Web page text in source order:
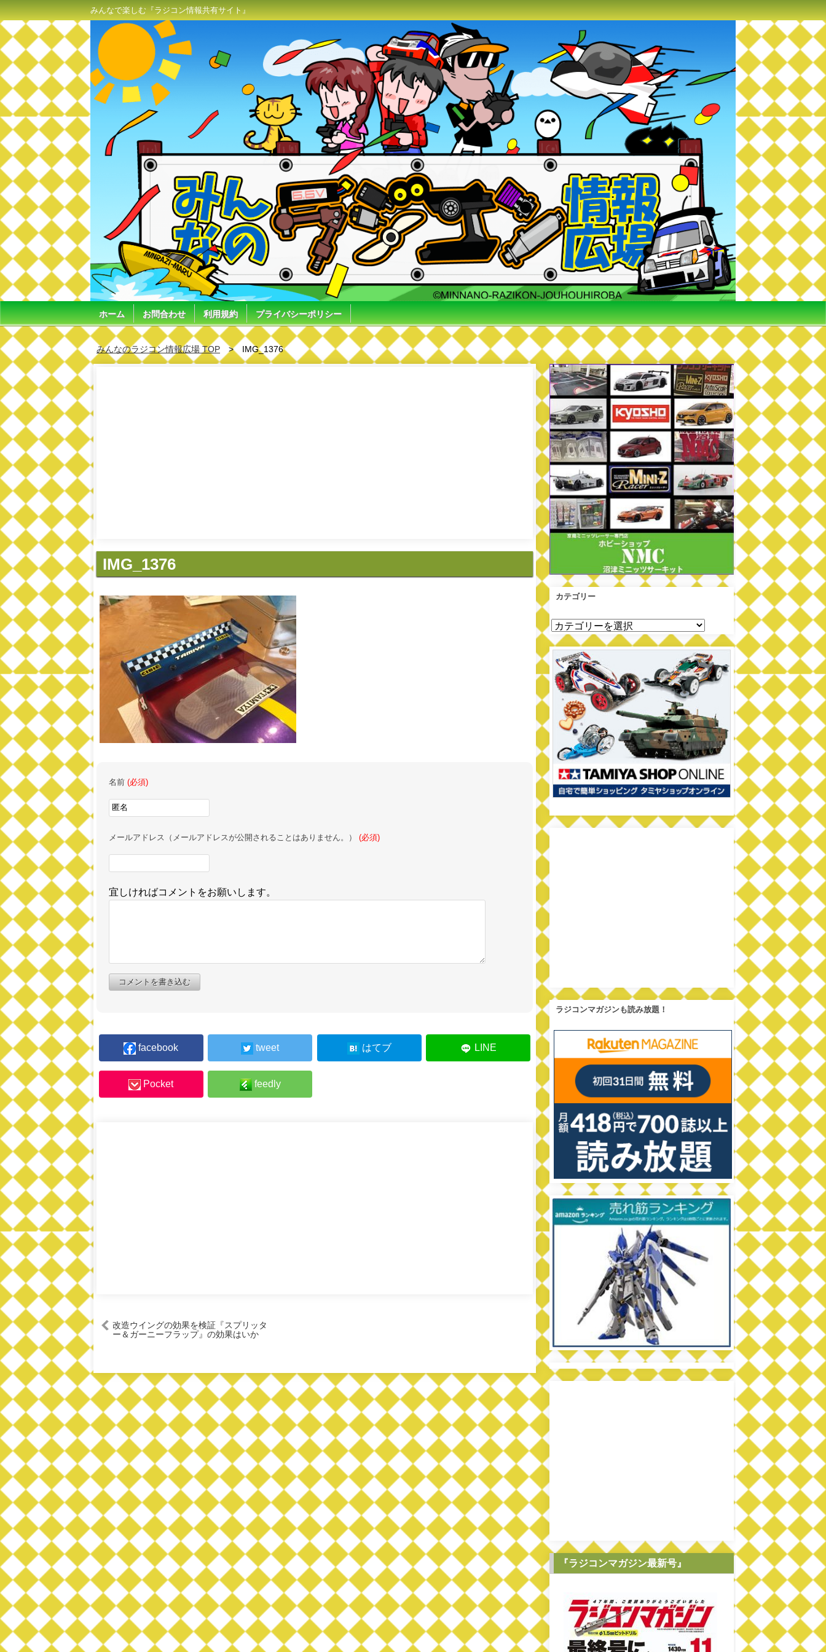
みんなで楽しむ『ラジコン情報共有サイト』
ホーム お問合わせ 利用規約 プライバシーポリシー
みんなのラジコン情報広場 TOP IMG_1376
IMG_1376
名前 (必須)
メールアドレス（メールアドレスが公開されることはありません。） (必須)
宜しければコメントをお願いします。
コメントを書き込む
facebook tweet はてブ LINE
Pocket feedly
改造ウイングの効果を検証『スプリッタ
ー＆ガーニーフラップ』の効果はいか
カテゴリー
ラジコンマガジンも読み放題！
『ラジコンマガジン最新号』